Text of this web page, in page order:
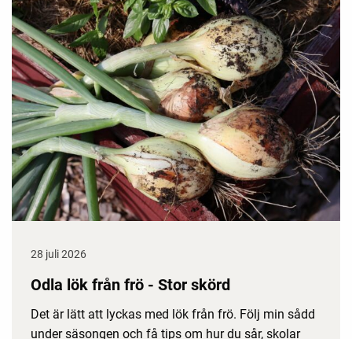
28 juli 2026
Odla lök från frö - Stor skörd
Det är lätt att lyckas med lök från frö. Följ min sådd
under säsongen och få tips om hur du sår, skolar